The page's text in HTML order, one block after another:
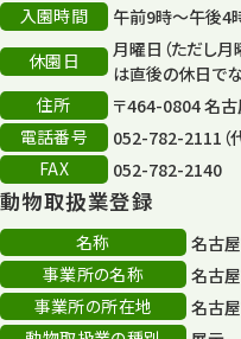
入園時間
午前9時～午後4
休園日
月曜日（ただし
は直後の休日で
住所
〒464-0804 名
電話番号
052-782-2111（
FAX
052-782-2140
動物取扱業登録
名称
名古
事業所の名称
名古
事業所の所在地
名古